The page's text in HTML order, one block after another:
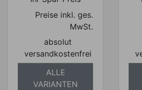
Preise inkl. ges.
MwSt.
absolut
versandkostenfrei
ALLE
VARIANTEN